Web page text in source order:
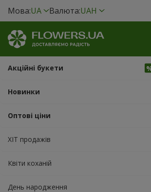
Мова:UA Валюта:UAH
Акційні букети
Новинки
Оптові ціни
ХІТ продажів
Квіти коханій
День народження